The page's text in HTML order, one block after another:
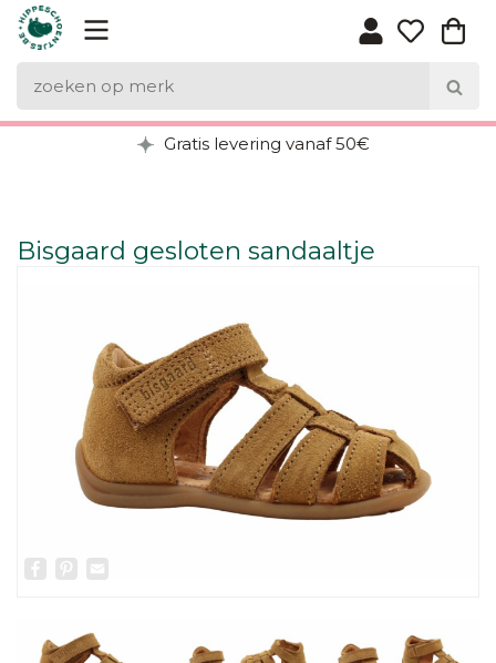
Gratis levering vanaf 50€
Bisgaard gesloten sandaaltje
Facebook
Pinterest